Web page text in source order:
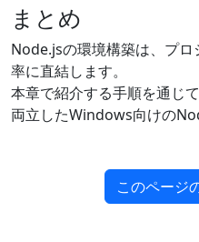
まとめ
Node.jsの環境構築は、プ
率に直結します。
本章で紹介する手順を通じ
両立したWindows向けの
このページ